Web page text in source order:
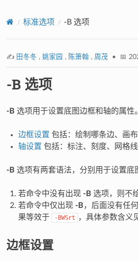
标准选项 -B 选项
✍️ 田冬冬 , 姚家园 , 陈箫翰 , 周茂 • 📅
-B 选项
-B 选项用于设置底图边框和轴的属性。
边框设置 包括：绘制哪条边、画
轴设置 包括：标注、刻度、网格
-B 选项有两套语法，分别用于设置
若命令中没有出现 -B 选项，则不
若命令中仅出现 -B，后面没有任
果等效于
-BWSrt ，具体参数含义
边框设置